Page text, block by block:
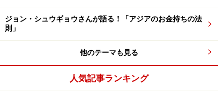
「年金額は少なくとも生活保護費と同額に
する必要がある」
「お金に関して後悔していることは全くありません」と
言う投稿者。
ジョン・シュウギョウさんが語る！「アジアのお金持ちの法
則」
他のテーマも見る
人気記事ランキング